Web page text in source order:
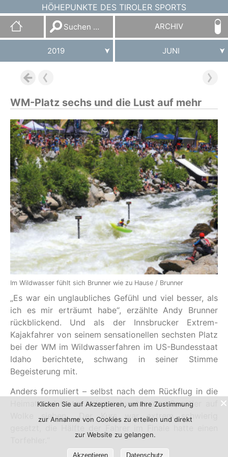
HÖHEPUNKTE DES TIROLER SPORTS
Suchen
nach:
ARCHIV
2019 JUNI
WM-Platz sechs und die Lust auf mehr
Im Wildwasser fühlt sich Brunner wie zu Hause / Brunner
„Es war ein unglaubliches Gefühl und viel besser, als
ich es mir erträumt habe“, erzählte Andy Brunner
rückblickend. Und als der Innsbrucker Extrem-
Kajakfahrer von seinem sensationellen sechsten Platz
bei der WM im Wildwasserfahren im US-Bundesstaat
Idaho berichtete, schwang in seiner Stimme
Begeisterung mit.
Anders formuliert – selbst nach dem Rückflug in die
Heimat und trotz Jetlag schwebte der Sportler auf
Wolke sieben. „Der Kurs war extrem schwierig
Klicken Sie auf Akzeptieren, um Ihre Zustimmung
zur Annahme von Cookies zu erteilen und direkt
zur Website zu gelangen.
Akzeptieren Datenschutz